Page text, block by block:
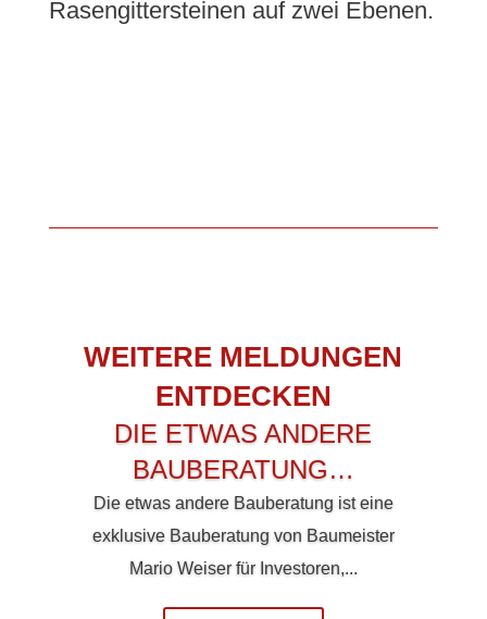
Rasengittersteinen auf zwei Ebenen.
WEITERE MELDUNGEN
ENTDECKEN
DIE ETWAS ANDERE
BAUBERATUNG…
Die etwas andere Bauberatung ist eine
exklusive Bauberatung von Baumeister
Mario Weiser für Investoren,...